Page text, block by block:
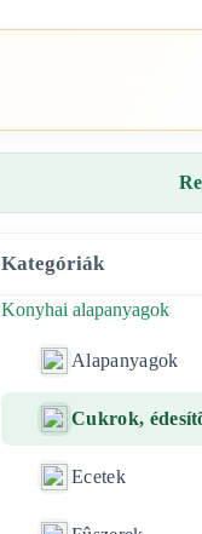
Kategóriák
Konyhai alapanyagok
Alapanyagok
Cukrok,
Ecetek